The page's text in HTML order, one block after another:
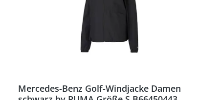
Mercedes-Benz Golf-Windjacke Damen